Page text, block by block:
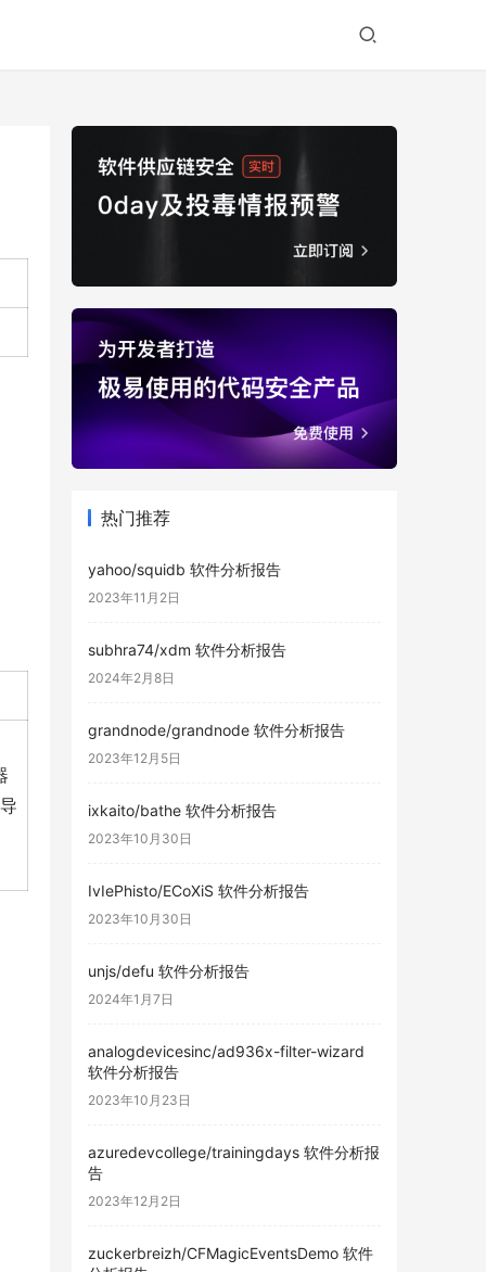
热门推荐
yahoo/squidb 软件分析报告
2023年11月2日
subhra74/xdm 软件分析报告
2024年2月8日
grandnode/grandnode 软件分析报告
2023年12月5日
ixkaito/bathe 软件分析报告
2023年10月30日
IvIePhisto/ECoXiS 软件分析报告
2023年10月30日
unjs/defu 软件分析报告
2024年1月7日
analogdevicesinc/ad936x-filter-wizard
软件分析报告
2023年10月23日
azuredevcollege/trainingdays 软件分析报
告
2023年12月2日
zuckerbreizh/CFMagicEventsDemo 软件